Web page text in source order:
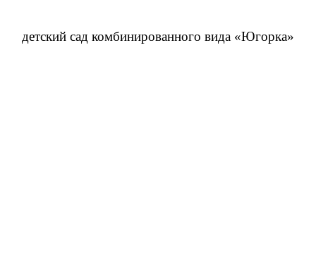
детский сад комбинированного вида «Югорка»